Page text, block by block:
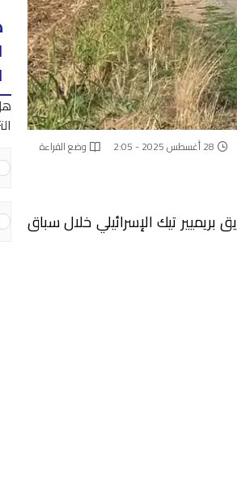
28 أغسطس 2025 - 2:05 وضع القراءة
تيك الإسرائيلي خلال سباق